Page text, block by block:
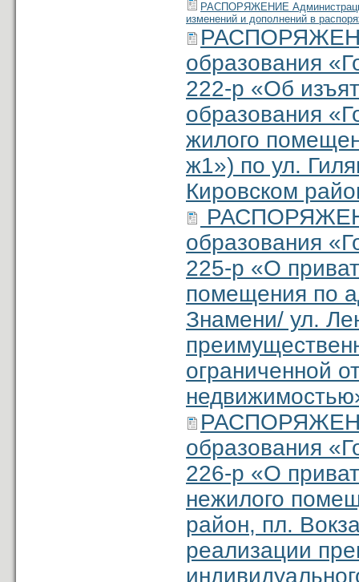
РАСПОРЯЖЕНИЕ
изменений и дополнений в
образования
222-р «Об
образования
жилого
ж1») по ул.
Кировском
образования
225-р «О
помещения по
Знамени/ ул.
ограниченной
образования
226-р «О
нежилого
район, пл.
реализации